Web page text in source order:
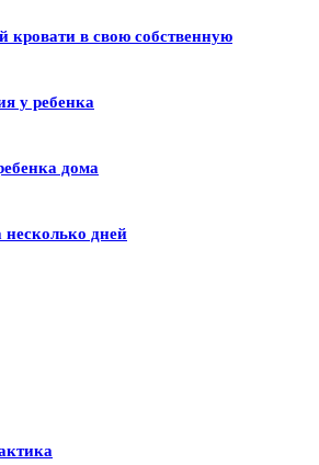
кровати в свою собственную
у ребенка
дома
дней